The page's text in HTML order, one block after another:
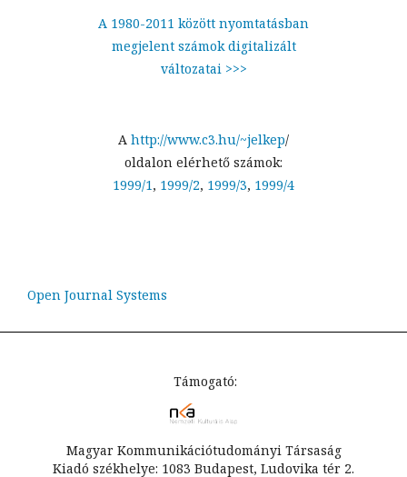
A 1980-2011 között nyomtatásban
megjelent számok digitalizált
változatai >>>
A http://www.c3.hu/~jelkep/
oldalon elérhető számok:
1999/1, 1999/2, 1999/3, 1999/4
Open Journal Systems
Támogató:
Magyar Kommunikációtudományi Társaság
Kiadó székhelye: 1083 Budapest, Ludovika tér 2.